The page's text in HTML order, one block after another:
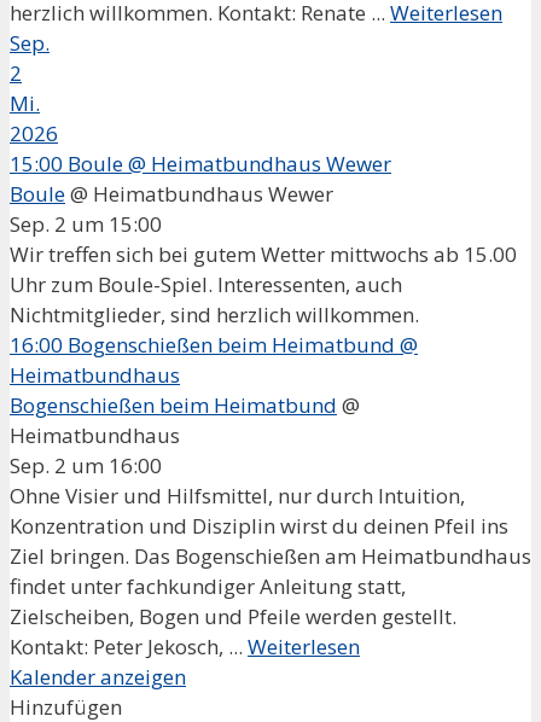
herzlich willkommen. Kontakt: Renate ... Weiterlesen
Sep.
2
Mi.
2026
15:00 Boule@ Heimatbundhaus Wewer
Boule@ Heimatbundhaus Wewer
Sep. 2 um 15:00
Wir treffen sich bei gutem Wetter mittwochs ab 15.00
Uhr zum Boule-Spiel. Interessenten, auch
Nichtmitglieder, sind herzlich willkommen.
16:00 Bogenschießen beim Heimatbund @
Heimatbundhaus
Bogenschießen beim Heimatbund @
Heimatbundhaus
Sep. 2 um 16:00
Ohne Visier und Hilfsmittel, nur durch Intuition,
Konzentration und Disziplin wirst du deinen Pfeil ins
Ziel bringen. Das Bogenschießen am Heimatbundhaus
findet unter fachkundiger Anleitung statt,
Zielscheiben, Bogen und Pfeile werden gestellt.
Kontakt: Peter Jekosch, ... Weiterlesen
Kalender anzeigen
Hinzufügen